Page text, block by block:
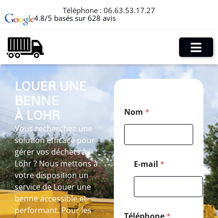
Téléphone : 06.63.53.17.27
4.8/5 basés sur 628 avis
LOUER UNE
BENNE
À LOHR
Vous recherchez une
solution efficace pour
gérer vos déchets à
Lohr ? Nous mettons à
votre disposition un
service de Louer une
benne accessible et
performant. Pour les
Nom *
T
l
E-mail *